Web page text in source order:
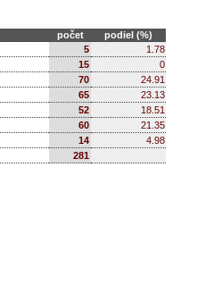
počet
podiel (%)
5
1.78
15
0
70
24.91
65
23.13
52
18.51
60
21.35
14
4.98
281